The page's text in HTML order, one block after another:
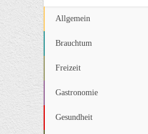
Allgemein
Brauchtum
Freizeit
Gastronomie
Gesundheit